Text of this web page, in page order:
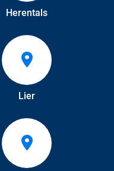
Herentals
Lier